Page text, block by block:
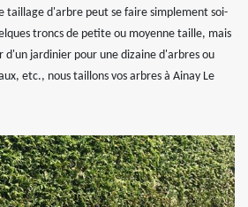
taillage d'arbre peut se faire simplement soi-
troncs de petite ou moyenne taille, mais
d'un jardinier pour une dizaine d'arbres ou
etc., nous taillons vos arbres à Ainay Le